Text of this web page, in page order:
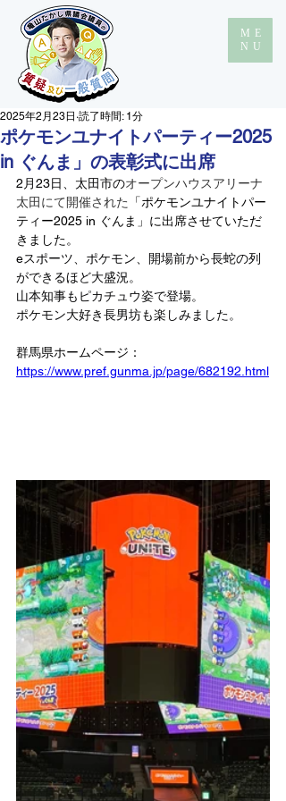
ME
NU
ポケモンユナイトパーティー2025
in ぐんま」の表彰式に出席
2025年2月23日 読了時間: 1分
2月23日、太田市のオープンハウスアリーナ
太田にて開催された
「ポケモンユナイトパー
ティー2025 in ぐんま」に出席させていただ
きました。
eスポーツ、ポケモン、開場前から長蛇の列
ができるほど大盛況。
山本知事もピカチュウ姿で登場。
ポケモン大好き長男坊も楽しみました。
群馬県ホームページ：
https://www.pref.gunma.jp/page/682192.html